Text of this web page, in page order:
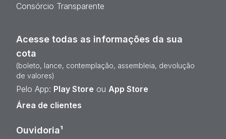
Consórcio Transparente
Acesse todas as informações da sua
cota
(boleto, lance, contemplação, assembleia, devolução
de valores)
Pelo App: Play Store ou App Store
Área de clientes
Ouvidoria¹